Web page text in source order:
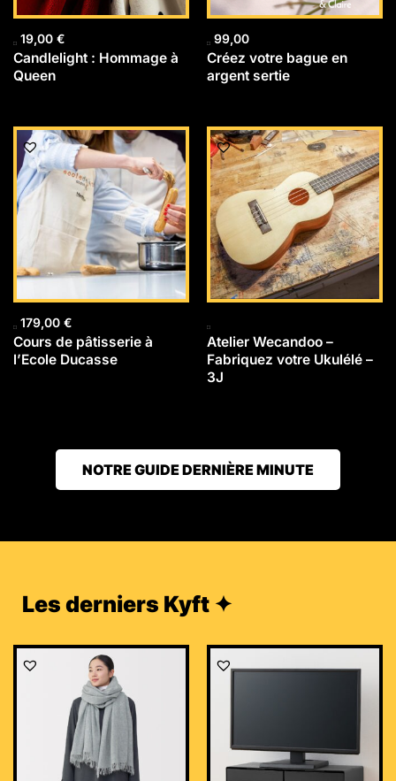
19,00 €
Candlelight : Hommage à
Queen
99,00
Créez votre bague en
argent sertie
179,00 €
Cours de pâtisserie à
l’Ecole Ducasse
Atelier Wecandoo –
Fabriquez votre Ukulélé –
3J
NOTRE GUIDE DERNIÈRE MINUTE
Les derniers Kyft ✦